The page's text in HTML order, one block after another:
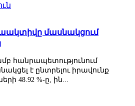
մասնակցում
հանրապետությունում
է ընտրելու իրավունք
48.92 %-ը, ին...